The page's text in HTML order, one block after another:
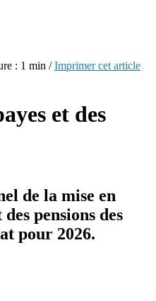
: 1 min /Imprimer cet article
et des
de la mise en
pensions des
pour 2026.